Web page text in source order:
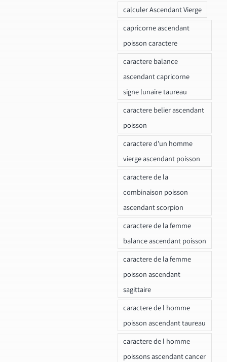
calculer Ascendant Vierge
capricorne ascendant
poisson caractere
caractere balance
ascendant capricorne
signe lunaire taureau
caractere belier ascendant
poisson
caractere d'un homme
vierge ascendant poisson
caractere de la
combinaison poisson
ascendant scorpion
caractere de la femme
balance ascendant poisson
caractere de la femme
poisson ascendant
sagittaire
caractere de l homme
poisson ascendant taureau
caractere de l homme
poissons ascendant cancer